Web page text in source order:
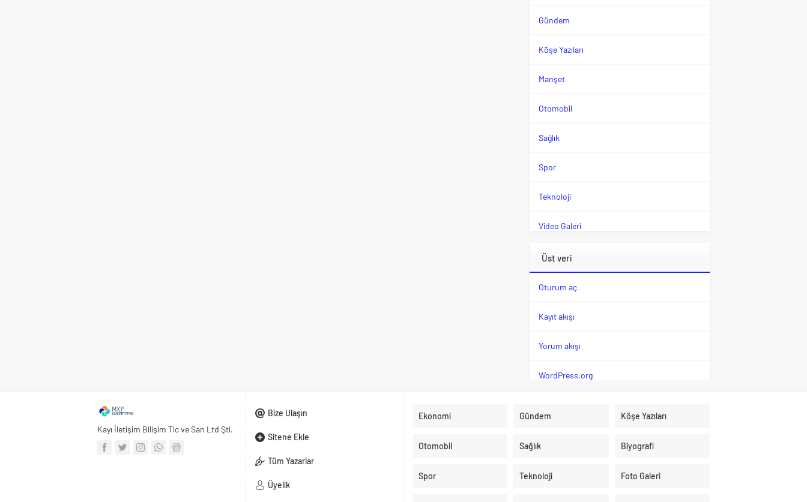
Gündem
Köşe Yazıları
Manşet
Otomobil
Sağlık
Spor
Teknoloji
Video Galeri
Üst veri
Oturum aç
Kayıt akışı
Yorum akışı
WordPress.org
Kayı İletişim Bilişim Tic ve San Ltd Şti.
Bize Ulaşın
Sitene Ekle
Tüm Yazarlar
Üyelik
Ekonomi Gündem Köşe Yazıları
Otomobil Sağlık Biyografi
Spor Teknoloji Foto Galeri